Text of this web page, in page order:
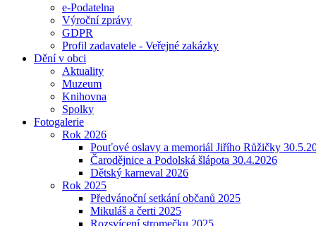
e-Podatelna
Výroční zprávy
GDPR
Profil zadavatele - Veřejné zakázky
Dění v obci
Aktuality
Muzeum
Knihovna
Spolky
Fotogalerie
Rok 2026
Pouťové oslavy a memoriál Jiřího Růžičky
Čarodějnice a Podolská šlápota 30.4.2026
Dětský karneval 2026
Rok 2025
Předvánoční setkání občanů 2025
Mikuláš a čerti 2025
Rozsvícení stromečku 2025